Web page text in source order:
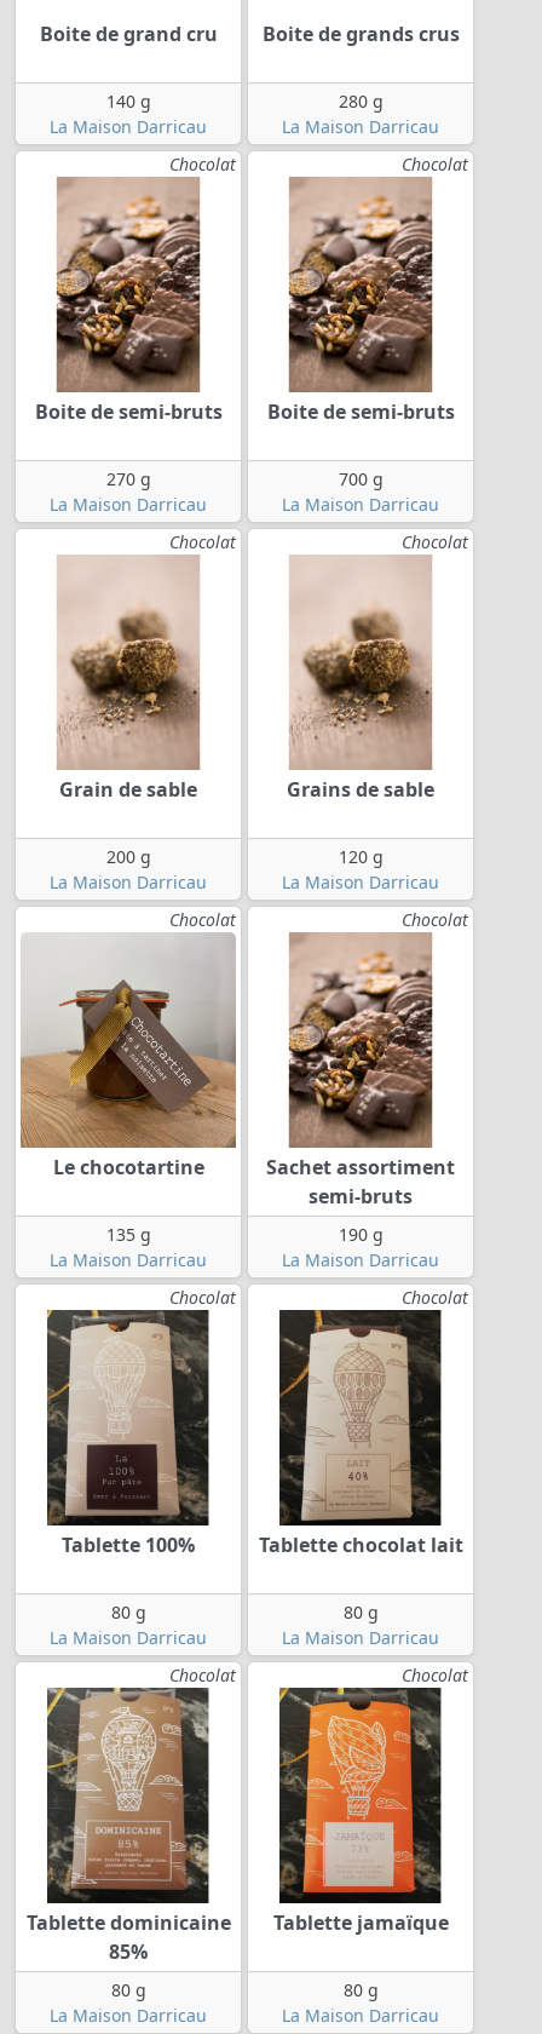
Boite de grand cru
140 g
La Maison Darricau
Boite de grands crus
280 g
La Maison Darricau
Chocolat
Boite de semi-bruts
270 g
La Maison Darricau
Chocolat
Boite de semi-bruts
700 g
La Maison Darricau
Chocolat
Grain de sable
200 g
La Maison Darricau
Chocolat
Grains de sable
120 g
La Maison Darricau
Chocolat
Le chocotartine
135 g
La Maison Darricau
Chocolat
Sachet assortiment
semi-bruts
190 g
La Maison Darricau
Chocolat
Tablette 100%
80 g
La Maison Darricau
Chocolat
Tablette chocolat lait
80 g
La Maison Darricau
Chocolat
Tablette dominicaine
85%
80 g
La Maison Darricau
Chocolat
Tablette jamaïque
80 g
La Maison Darricau